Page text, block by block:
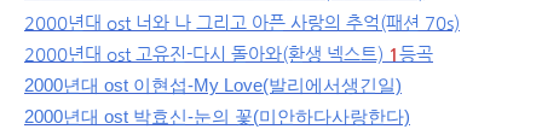
2000년대 ost 너와 나 그리고 아픈 사랑의 추억(패션 70s)
2000년대 ost 고유진-다시 돌아와(환생 넥스트) 1등곡
2000년대 ost 이현섭-My Love(발리에서생긴일)
2000년대 ost 박효신-눈의 꽃(미안하다사랑한다)